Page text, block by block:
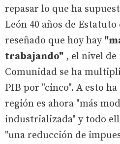
repasar lo que ha
León 40 años de
reseñado que hoy hay
trabajando" , el nivel
Comunidad se ha
PIB por "cinco". A esto
región es ahora "más
industrializada" y todo
"una reducción de